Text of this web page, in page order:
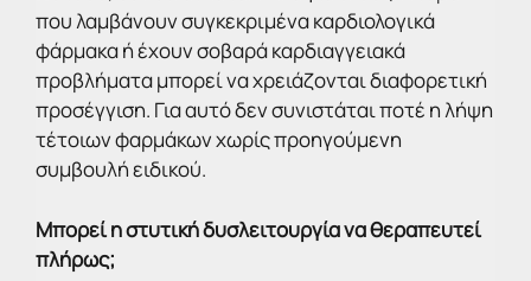
που λαμβάνουν συγκεκριμένα καρδιολογικά
φάρμακα ή έχουν σοβαρά καρδιαγγειακά
προβλήματα μπορεί να χρειάζονται διαφορετική
προσέγγιση. Για αυτό δεν συνιστάται ποτέ η λήψη
τέτοιων φαρμάκων χωρίς προηγούμενη
συμβουλή ειδικού.
Μπορεί η στυτική δυσλειτουργία να θεραπευτεί
πλήρως;